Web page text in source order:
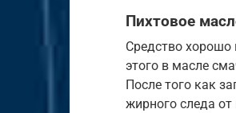
Пихтовое
Средство хорошо
этого в масле
После того как
жирного следа от